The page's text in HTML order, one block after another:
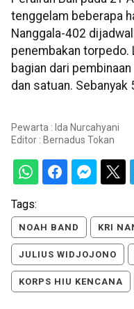
tenggelam beberapa
Nanggala-402
penembakan
bagian dari
dan satuan. Sebanyak
Pewarta : Ida Nurcahyani
Editor : Bernadus Tokan
Tags:
NOAH BAND KRI
JULIUS WIDJOJONO
KORPS HIU KENCANA